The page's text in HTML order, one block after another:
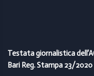
Testata giornalistica
Bari Reg. Stampa 23/2020